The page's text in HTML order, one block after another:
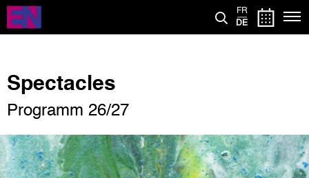
Direkt
zum
Inhalt
FR
DE
Spectacles
Programm 26/27